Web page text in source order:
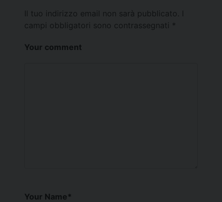
Il tuo indirizzo email non sarà pubblicato.
campi obbligatori sono contrassegnati *
Your comment
Your Name*